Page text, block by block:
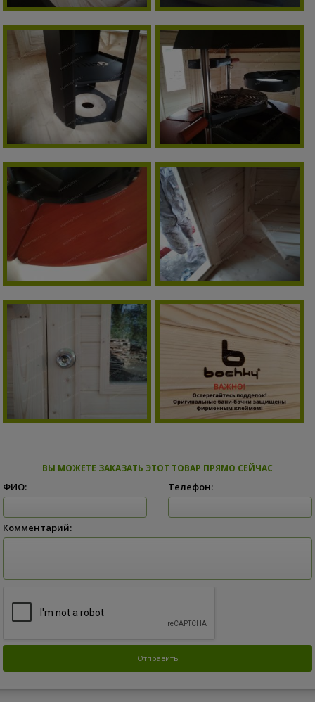
ВЫ МОЖЕТЕ ЗАКАЗАТЬ ЭТОТ ТОВАР ПРЯМО СЕЙЧАС
ФИО: Телефон:
Комментарий: